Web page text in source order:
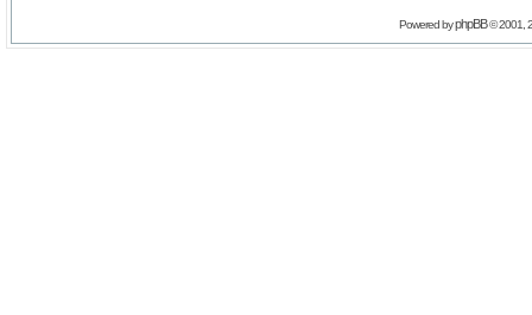
Powered byphpBB© 2001,